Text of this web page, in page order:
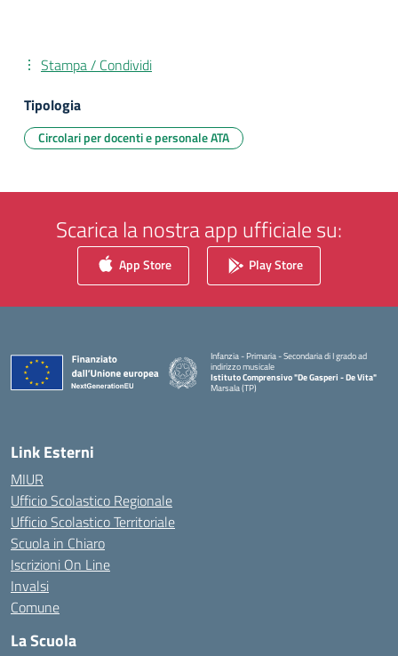
Stampa / Condividi
Tipologia
Circolari per docenti e personale ATA
Scarica la nostra app ufficiale su:
App Store Play Store
Infanzia - Primaria - Secondaria di I grado ad
indirizzo musicale
Istituto Comprensivo "De Gasperi - De Vita"
Marsala (TP)
Link Esterni
MIUR
Ufficio Scolastico Regionale
Ufficio Scolastico Territoriale
Scuola in Chiaro
Iscrizioni On Line
Invalsi
Comune
La Scuola